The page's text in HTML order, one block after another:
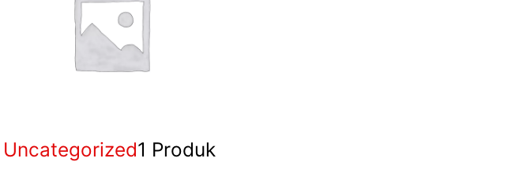
Uncategorized1 Produk